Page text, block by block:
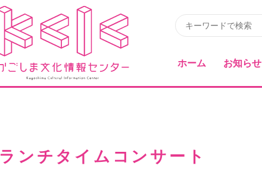
ホーム お知らせ
ランチタイムコンサート